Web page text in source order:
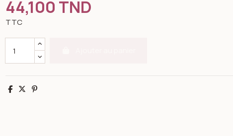
44,100 TND
TTC
Partager
TweetPinterest